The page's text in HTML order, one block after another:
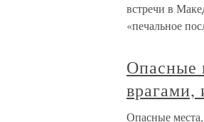
встречи в
«печальное
Опасные
врагами,
Опасные места,